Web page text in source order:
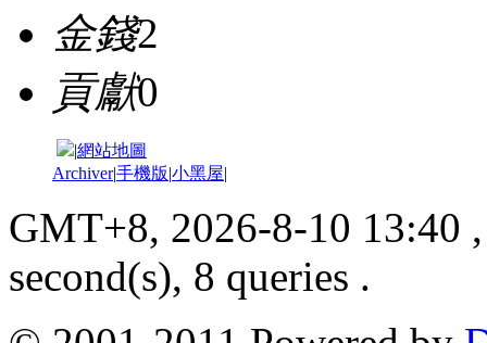
金錢2
貢獻0
|網站地圖
Archiver|手機版|小黑屋|
GMT+8, 2026-8-10 13:40
second(s), 8 queries .